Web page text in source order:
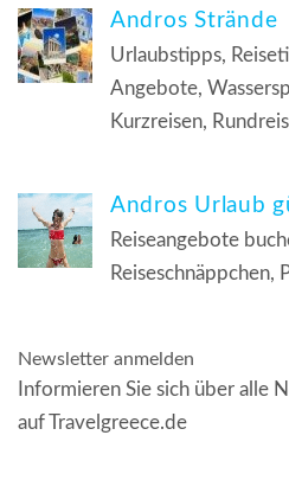
Andros Strände
Urlaubstipps,
Angebote,
Kurzreisen,
Andros Urlaub
Reiseangebote
Reiseschnäppchen,
Newsletter anmelden
Informieren Sie sich über alle
auf Travelgreece.de